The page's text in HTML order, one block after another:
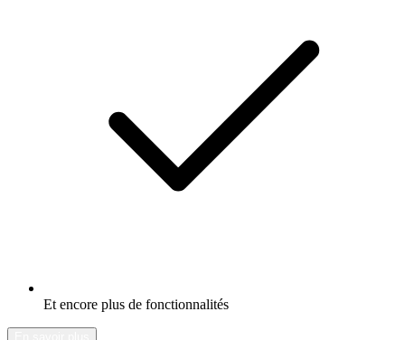
Et encore plus de fonctionnalités